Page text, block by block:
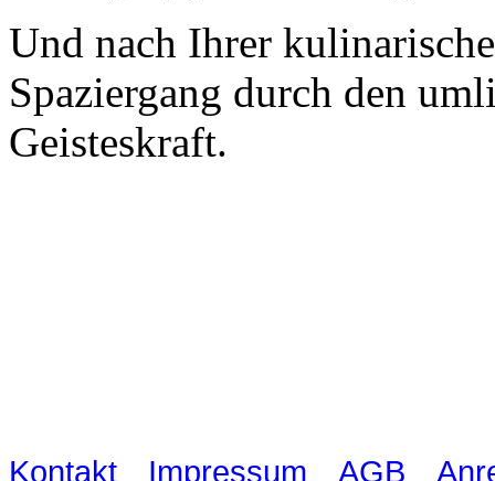
Und nach Ihrer
Spaziergang durch den
Geisteskraft.
Kontakt Impressum AGB